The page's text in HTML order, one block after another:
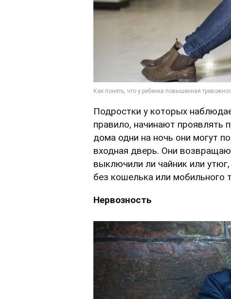
Подростки у которых
правило, начинают проявлять
дома одни на ночь они могут
входная дверь. Они
выключили ли чайник или
без кошелька или мобильного
Нервозность